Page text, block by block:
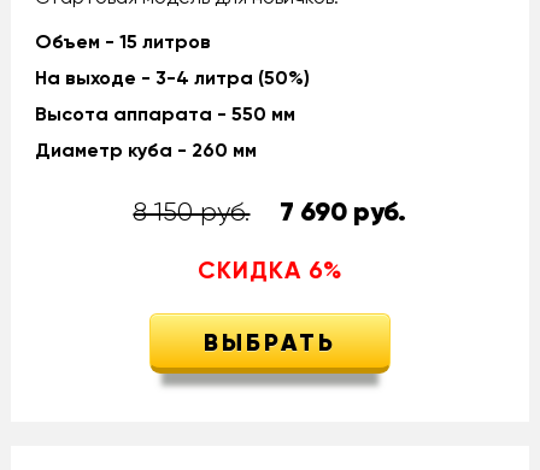
Объем - 15 литров
На выходе - 3-4 литра (50%)
Высота аппарата - 550 мм
Диаметр куба - 260 мм
8 150 руб. 7 690 руб.
СКИДКА 6%
ВЫБРАТЬ